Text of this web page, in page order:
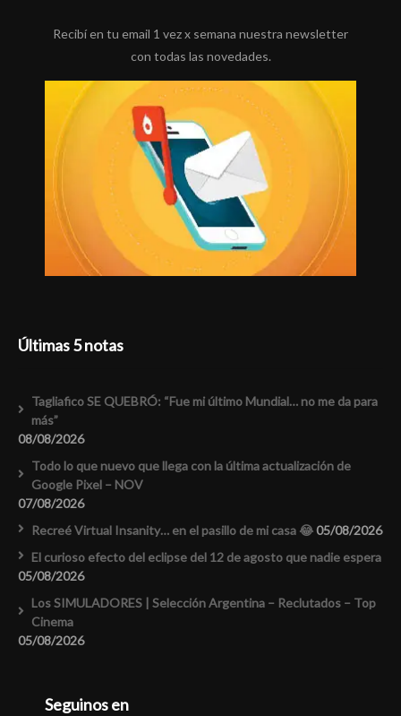
Recibí en tu email 1 vez x semana nuestra newsletter
con todas las novedades.
Últimas 5 notas
Tagliafico SE QUEBRÓ: “Fue mi último Mundial… no me da para
más”
08/08/2026
Todo lo que nuevo que llega con la última actualización de
Google Pixel – NOV
07/08/2026
Recreé Virtual Insanity… en el pasillo de mi casa 😂05/08/2026
El curioso efecto del eclipse del 12 de agosto que nadie espera
05/08/2026
Los SIMULADORES | Selección Argentina – Reclutados – Top
Cinema
05/08/2026
Seguinos en